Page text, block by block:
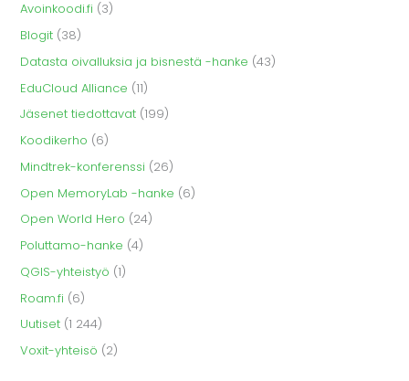
Avoinkoodi.fi (3)
Blogit (38)
Datasta oivalluksia ja bisnestä -hanke (43)
EduCloud Alliance (11)
Jäsenet tiedottavat (199)
Koodikerho (6)
Mindtrek-konferenssi (26)
Open MemoryLab -hanke (6)
Open World Hero (24)
Poluttamo-hanke (4)
QGIS-yhteistyö (1)
Roam.fi (6)
Uutiset (1 244)
Voxit-yhteisö (2)